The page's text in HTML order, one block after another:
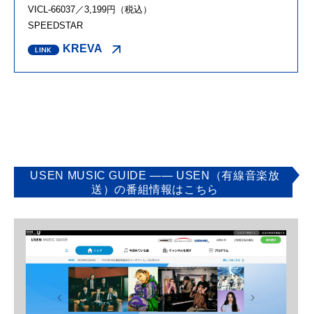
VICL-66037／3,199円（税込）
SPEEDSTAR
KREVA
USEN MUSIC GUIDE ―― USEN（有線音楽放
送）の番組情報はこちら